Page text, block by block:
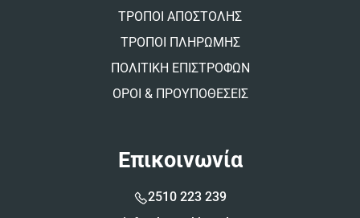
ΤΡΟΠΟΙ ΑΠΟΣΤΟΛΗΣ
ΤΡΟΠΟΙ ΠΛΗΡΩΜΗΣ
ΠΟΛΙΤΙΚΗ ΕΠΙΣΤΡΟΦΩΝ
ΟΡΟΙ & ΠΡΟΥΠΟΘΕΣΕΙΣ
Επικοινωνία
2510 223 239